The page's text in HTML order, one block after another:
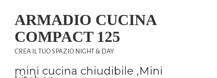
ARMADIO CUCINA
COMPACT 125
CREA IL TUO SPAZIO NIGHT & DAY
mini cucina chiudibile ,Mini